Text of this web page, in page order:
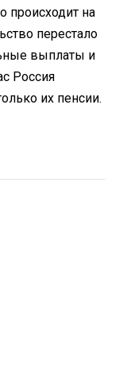
происходит на
перестало
выплаты и
Россия
их пенсии.